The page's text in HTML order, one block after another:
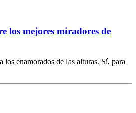
los mejores miradores de
los enamorados de las alturas. Sí, para